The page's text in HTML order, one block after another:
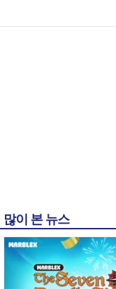
많이 본 뉴스